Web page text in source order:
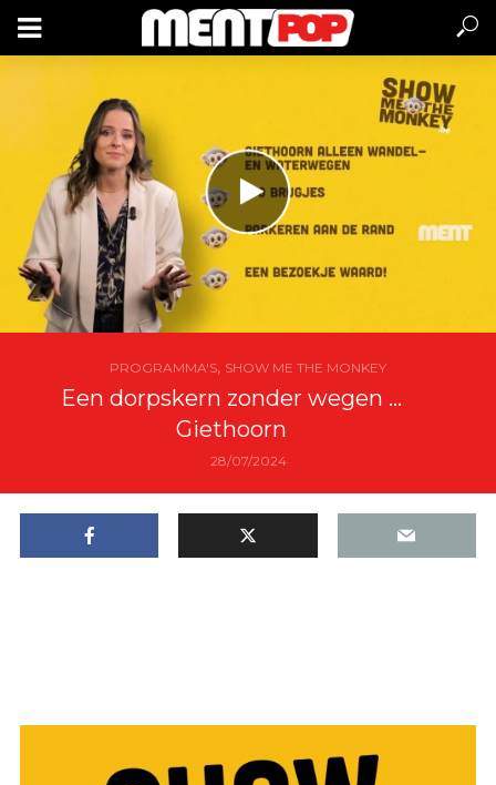
PROGRAMMA'S, SHOW ME THE MONKEY
Een dorpskern zonder wegen …
Giethoorn
28/07/2024